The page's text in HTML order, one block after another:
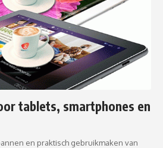
tablets, smartphones en
en praktisch gebruikmaken van